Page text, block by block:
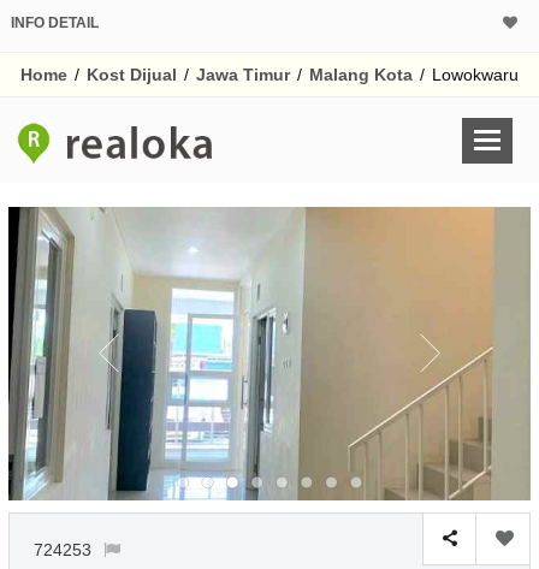
INFO DETAIL
Home / Kost Dijual / Jawa Timur / Malang Kota / Lowokwaru
724253